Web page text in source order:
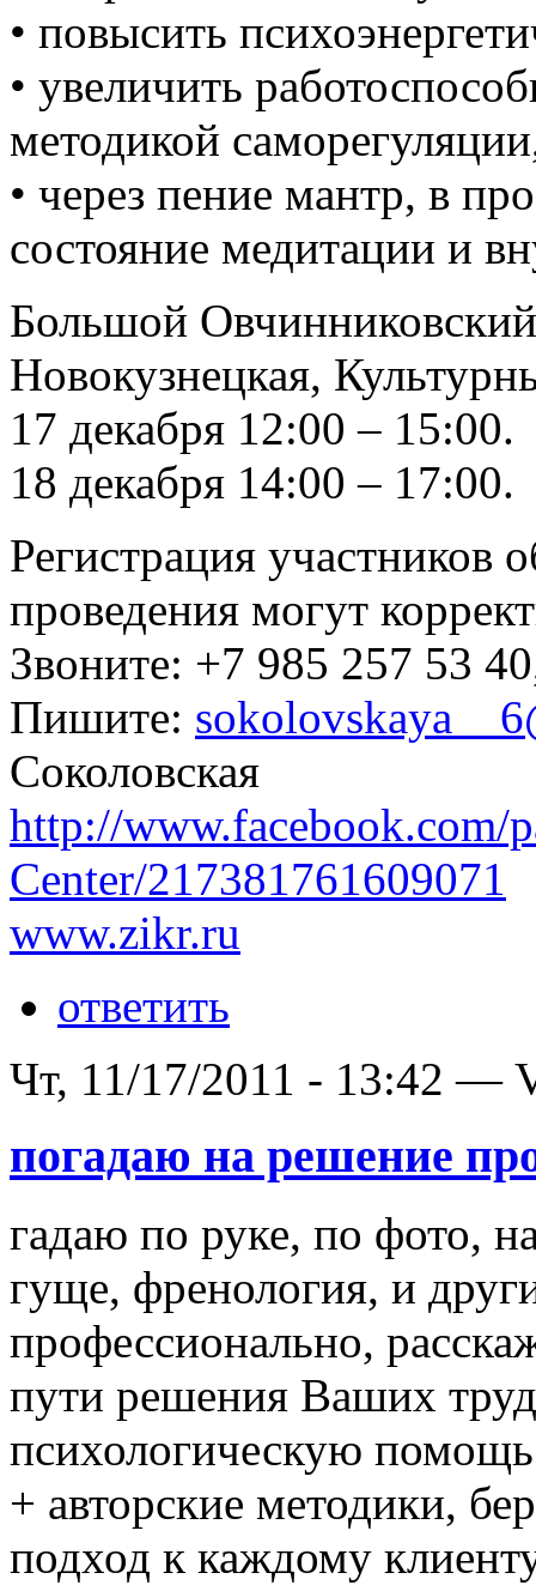
• повысить
• увеличить
методикой
• через пение мантр, в
состояние медитации и
Большой
Новокузнецкая,
17 декабря 12:00 – 15:00.
18 декабря 14:00 – 17:00.
Регистрация участников
проведения могут
Звоните: +7 985 257 53
Пишите:
Соколовская
http://www.facebook.com/
Center/217381761609071
www.zikr.ru
ответить
Чт, 11/17/2011 - 13:42 —
погадаю на решение
гадаю по руке, по фото,
гуще, френология, и
профессионально,
пути решения Ваших
психологическую
+ авторские методики,
подход к каждому